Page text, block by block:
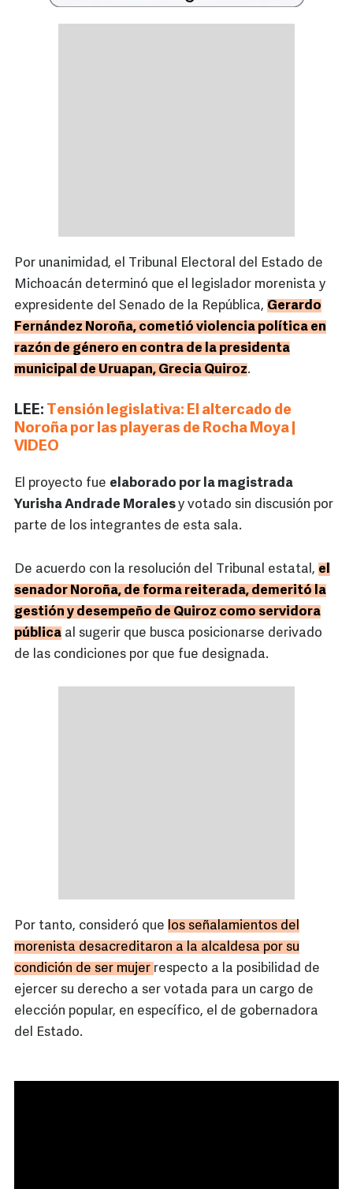
Por unanimidad, el Tribunal Electoral del Estado de
Michoacán determinó que el legislador morenista y
expresidente del Senado de la República, Gerardo
Fernández Noroña, cometió violencia política en
razón de género en contra de la presidenta
municipal de Uruapan, Grecia Quiroz.
LEE: Tensión legislativa: El altercado de
Noroña por las playeras de Rocha Moya |
VIDEO
El proyecto fue elaborado por la magistrada
Yurisha Andrade Moralesy votado sin discusión por
parte de los integrantes de esta sala.
De acuerdo con la resolución del Tribunal estatal, el
senador Noroña, de forma reiterada, demeritó la
gestión y desempeño de Quiroz como servidora
pública al sugerir que busca posicionarse derivado
de las condiciones por que fue designada.
Por tanto, consideró que los señalamientos del
morenista desacreditaron a la alcaldesa por su
condición de ser mujer respecto a la posibilidad de
ejercer su derecho a ser votada para un cargo de
elección popular, en específico, el de gobernadora
del Estado.